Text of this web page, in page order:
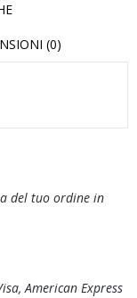
(0)
del tuo ordine in
American Express